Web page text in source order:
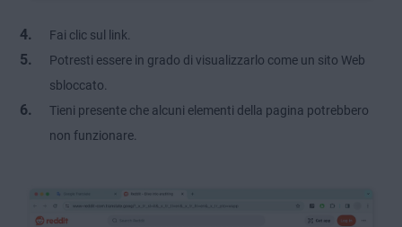
Fai clic sul link.
Potresti essere in grado di visualizzarlo come un sito Web
sbloccato.
Tieni presente che alcuni elementi della pagina potrebbero
non funzionare.